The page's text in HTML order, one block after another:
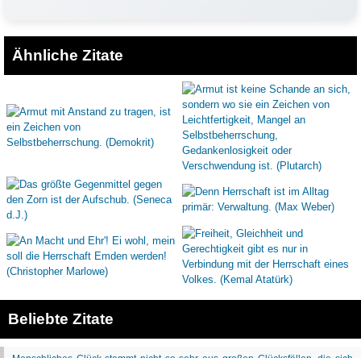
Ähnliche Zitate
Beliebte Zitate